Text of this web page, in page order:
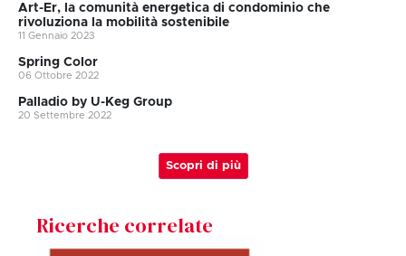
Art-Er, la comunità energetica di condominio che
rivoluziona la mobilità sostenibile
11 Gennaio 2023
Spring Color
06 Ottobre 2022
Palladio by U-Keg Group
20 Settembre 2022
Scopri di più
Ricerche correlate